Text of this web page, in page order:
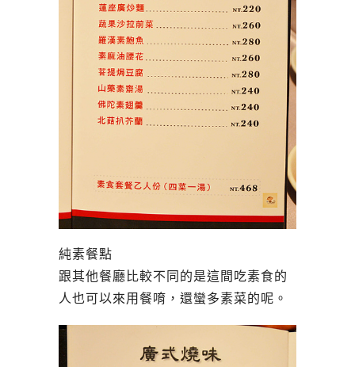
純素餐點
跟其他餐廳比較不同的是這間吃素食的
人也可以來用餐唷，還蠻多素菜的呢。